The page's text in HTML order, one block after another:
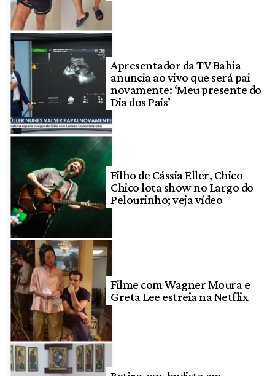
Apresentador da TV Bahia
anuncia ao vivo que será pai
novamente: ‘Meu presente do
Dia dos Pais’
Filho de Cássia Eller, Chico
Chico lota show no Largo do
Pelourinho; veja vídeo
Filme com Wagner Moura e
Greta Lee estreia na Netflix